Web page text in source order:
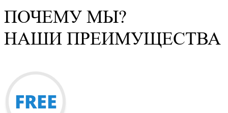
ПОЧЕМУ МЫ?
НАШИ ПРЕИМУЩЕСТВА